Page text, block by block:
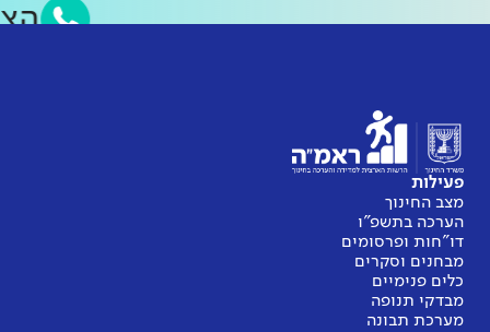
פעילות
מצב החינוך
הערכה בתשפ"ו
דו"חות ופרסומים
מבחנים וסקרים
כלים פנימיים
מבדקי תנופה
מערכת תבונה